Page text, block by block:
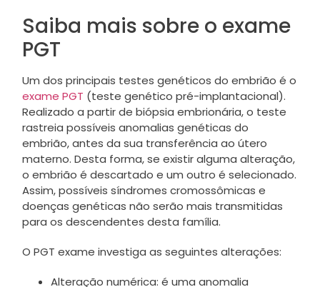
Saiba mais sobre o exame
PGT
Um dos principais testes genéticos do embrião é o
exame PGT (teste genético pré-implantacional).
Realizado a partir de biópsia embrionária, o teste
rastreia possíveis anomalias genéticas do
embrião, antes da sua transferência ao útero
materno. Desta forma, se existir alguma alteração,
o embrião é descartado e um outro é selecionado.
Assim, possíveis síndromes cromossômicas e
doenças genéticas não serão mais transmitidas
para os descendentes desta família.
O PGT exame investiga as seguintes alterações:
Alteração numérica: é uma anomalia